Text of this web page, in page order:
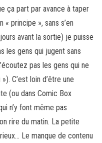
ça part par avance à taper
« principe », sans s’en
avant la sortie) je puisse
les gens qui jugent sans
pas les gens qui ne
C’est loin d’être une
(ou dans Comic Box
n’y font même pas
rire du matin. La petite
Le manque de contenu